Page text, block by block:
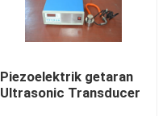
Piezoelektrik getaran
Ultrasonic Transducer